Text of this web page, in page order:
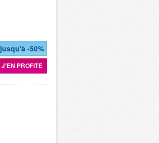
jusqu'à -50%
J'EN PROFITE